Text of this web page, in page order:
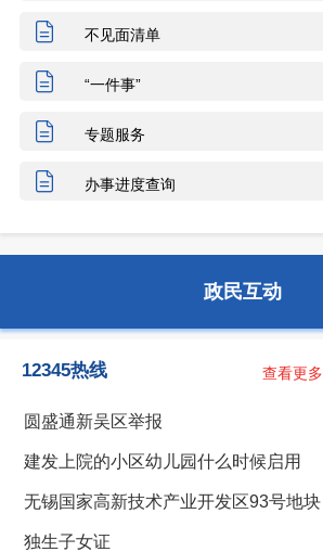
医疗卫生
公用事业 法人注销
不见面清单
“一件事”
专题服务
办事进度查询
政民互动
12345热线 查看更多
圆盛通新吴区举报
建发上院的小区幼儿园什么时候启用
无锡国家高新技术产业开发区93号地块
独生子女证